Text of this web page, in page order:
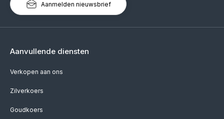
Aanmelden nieuwsbrief
Aanvullende diensten
Verkopen aan ons
Zilverkoers
Goudkoers